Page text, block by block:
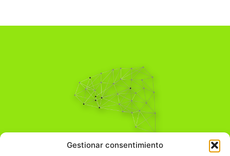
Gestionar consentimiento
Pensamiento Crítico